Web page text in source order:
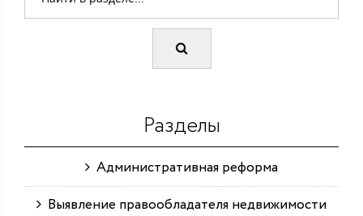
Разделы
Административная реформа
Выявление правообладателя недвижимости